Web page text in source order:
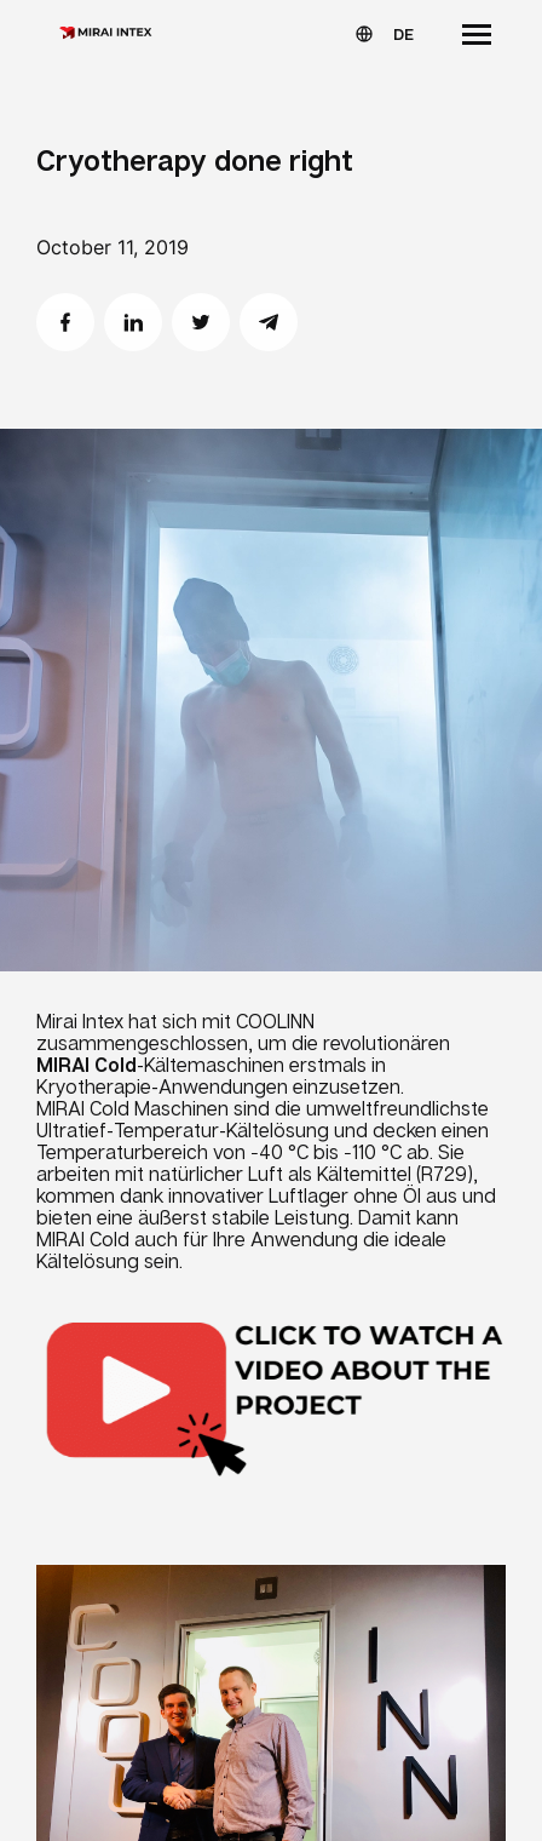
DE
Cryotherapy done right
October 11, 2019
Mirai Intex hat sich mit COOLINN
zusammengeschlossen, um die revolutionären
MIRAI Cold-Kältemaschinen erstmals in
Kryotherapie-Anwendungen einzusetzen.
MIRAI Cold Maschinen sind die umweltfreundlichste
Ultratief-Temperatur-Kältelösung und decken einen
Temperaturbereich von −40 °C bis −110 °C ab. Sie
arbeiten mit natürlicher Luft als Kältemittel (R729),
kommen dank innovativer Luftlager ohne Öl aus und
bieten eine äußerst stabile Leistung. Damit kann
MIRAI Cold auch für Ihre Anwendung die ideale
Kältelösung sein.